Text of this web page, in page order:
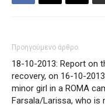
Προηγούμενο άρθρο
18-10-2013: Report on
recovery, on 16-10-
minor girl in a ROMA
Farsala/Larissa, who is